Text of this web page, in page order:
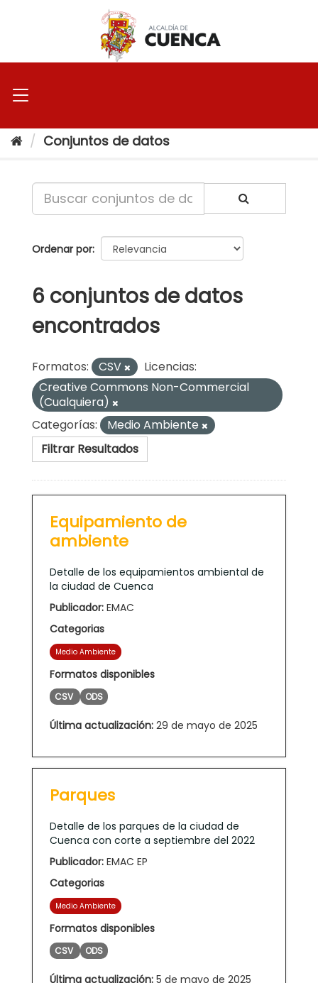
Conjuntos de datos
Ordenar por
6 conjuntos de datos
encontrados
Formatos: CSV
Licencias:
Creative Commons Non-Commercial
(Cualquiera)
Categorías:
Medio Ambiente
Filtrar Resultados
Equipamiento de
ambiente
Detalle de los equipamientos ambiental de
la ciudad de Cuenca
Publicador: EMAC
Categorias
Medio Ambiente
Formatos disponibles
CSV ODS
Última actualización: 29 de mayo de 2025
Parques
Detalle de los parques de la ciudad de
Cuenca con corte a septiembre del 2022
Publicador: EMAC EP
Categorias
Medio Ambiente
Formatos disponibles
CSV ODS
Última actualización: 5 de mayo de 2025